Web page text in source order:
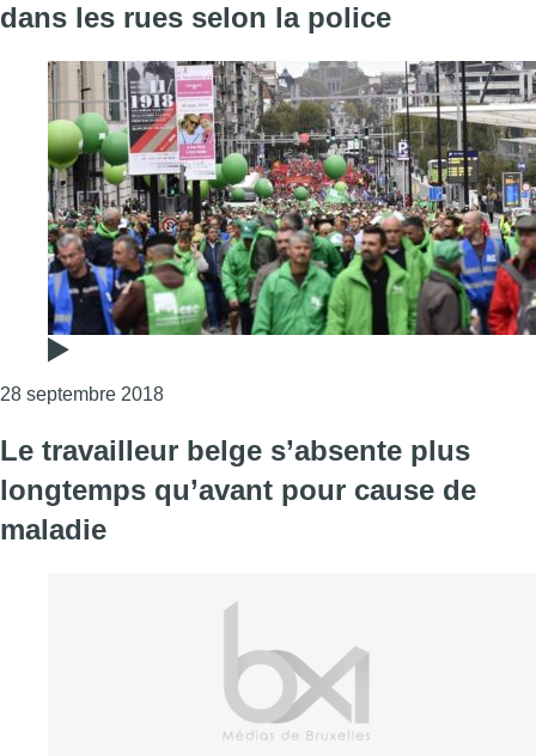
dans les rues selon la police
28 septembre 2018Consulter l'article "Manifestation des
Le travailleur belge s’absente plus
longtemps qu’avant pour cause de
maladie